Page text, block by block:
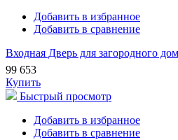
Добавить в избранное
Добавить в сравнение
Входная Дверь для загородного
99 653
Купить
Быстрый просмотр
Добавить в избранное
Добавить в сравнение